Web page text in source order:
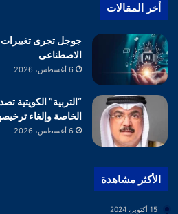
أخر المقالات
جوجل تجرى تغييرات
الاصطناعى
6 أغسطس، 2026
“التربية” الكويتية
الخاصة وإلغاء
6 أغسطس، 2026
الأكثر مشاهدة
15 أكتوبر، 2024